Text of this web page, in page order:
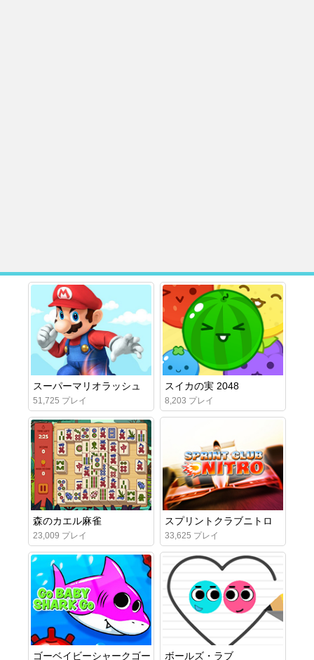
スーパーマリオラッシュ
51,725 プレイ
スイカの実 2048
8,203 プレイ
森のカエル麻雀
23,009 プレイ
スプリントクラブニトロ
33,625 プレイ
ゴーベイビーシャークゴー ボールズ・ラブ